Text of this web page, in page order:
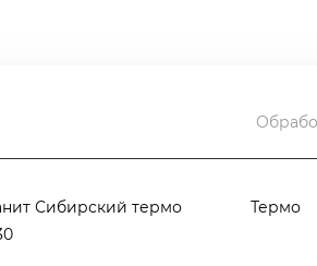
по цвету и структуре
для облицовки полов, как
Сибирский термо
Термо